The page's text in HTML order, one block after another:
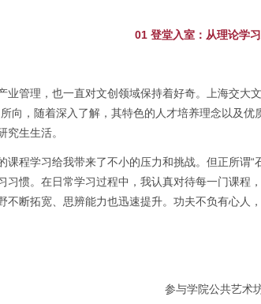
01 登堂入室：从理论学
业管理，也一直对文创领域保持着好奇。上海交大
向，随着深入了解，其特色的人才培养理念以及
究生生活。
课程学习给我带来了不小的压力和挑战。但正所谓
习惯。在日常学习过程中，我认真对待每一门课程
不断拓宽、思辨能力也迅速提升。功夫不负有心人
参与学院公共艺术